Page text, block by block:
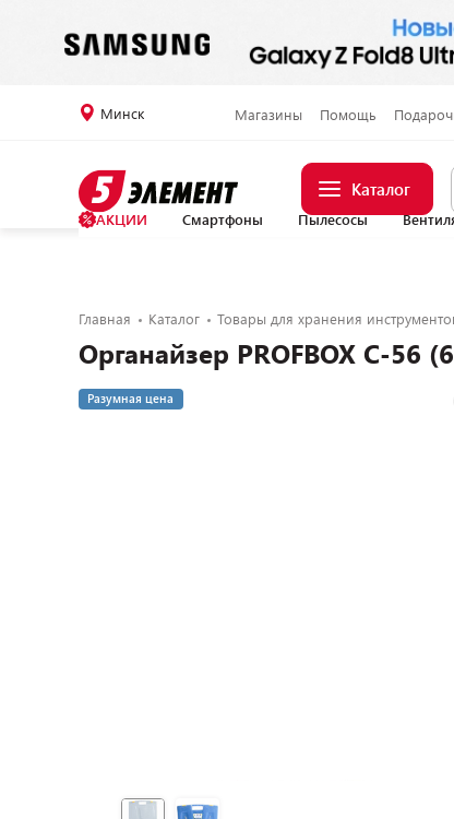
Минск Магазины Помощь
Каталог
АКЦИИ Смартфоны Пылесосы
Главная Каталог Товары для хранения
Органайзер PROFBOX C-56
Разумная цена